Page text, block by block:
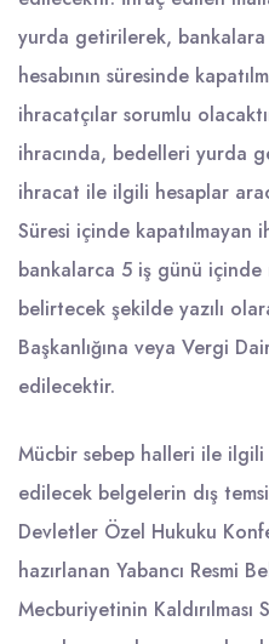
yurda getirilerek, bankalara
hesabının süresinde
ihracatçılar sorumlu
ihracında, bedelleri yurda
ihracat ile ilgili hesaplar
Süresi içinde kapatılmayan
bankalarca 5 iş günü içinde
belirtecek şekilde yazılı
Başkanlığına veya Vergi
edilecektir.
Mücbir sebep halleri ile ilgili
edilecek belgelerin dış
Devletler Özel Hukuku
hazırlanan Yabancı Resmi
Mecburiyetinin